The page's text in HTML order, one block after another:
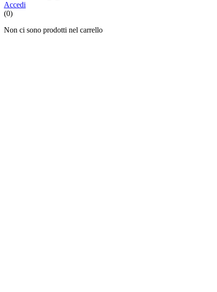
Accedi
(0)
Non ci sono prodotti nel carrello